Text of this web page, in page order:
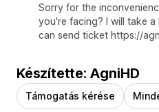
Sorry for the
you're facing? I will take
can send ticket https://
Készítette: AgniHD
Támogatás kérése